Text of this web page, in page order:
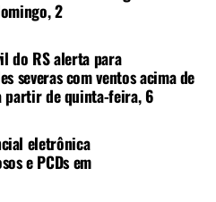
2
do RS alerta para
severas com ventos acima de
partir de quinta-feira, 6
eletrônica
e PCDs em